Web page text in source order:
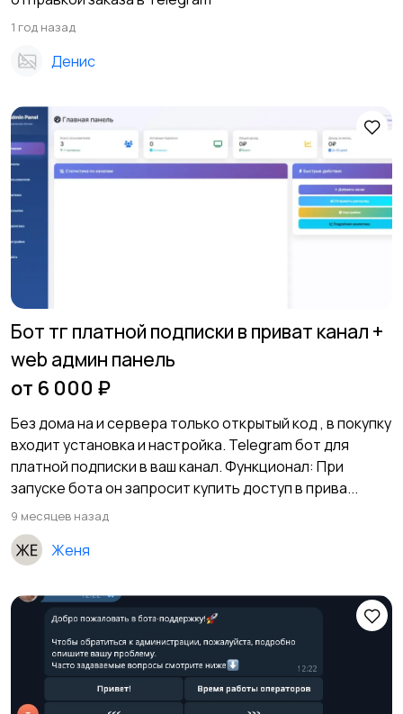
1 год назад
Денис
Бот тг платной подписки в приват канал +
web админ панель
от 6 000 ₽
Без дома на и сервера только открытый код , в покупку
входит установка и настройка. Telegram бот для
платной подписки в ваш канал. Функционал: При
запуске бота он запросит купить доступ в прива...
9 месяцев назад
Женя